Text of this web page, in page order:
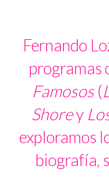
Fernando
programas
Famosos(
Shorey
exploramos
biografía,